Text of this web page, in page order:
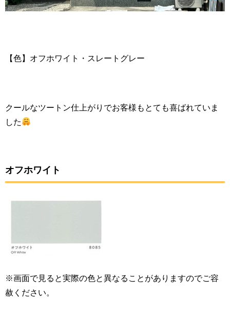
【色】オフホワイト・スレートグレー
クールなツートン仕上がりでお客様もとても喜ばれていま
した
オフホワイト
※画面で見ると実際の色と異なることがありますのでご容
赦ください。